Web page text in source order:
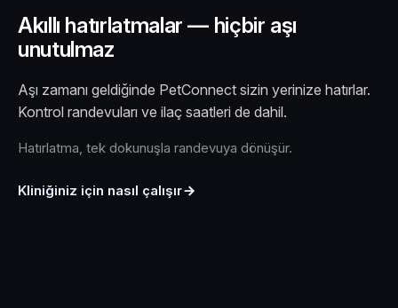
Akıllı hatırlatmalar — hiçbir aşı
unutulmaz
Aşı zamanı geldiğinde PetConnect sizin yerinize hatırlar.
Kontrol randevuları ve ilaç saatleri de dahil.
Hatırlatma, tek dokunuşla randevuya dönüşür.
Kliniğiniz için nasıl çalışır